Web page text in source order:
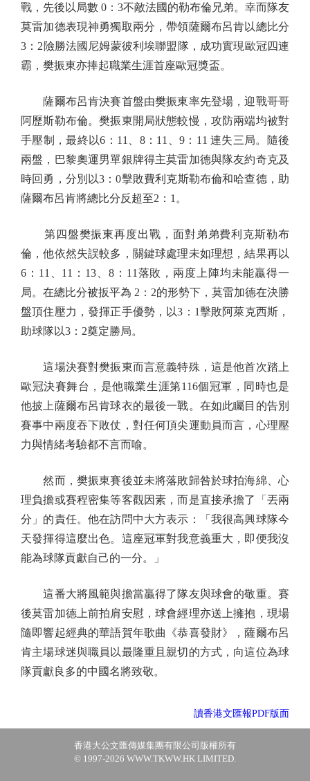
戰，先後以局數 0：3不敵法國的勒布倫兄弟。幸而隊友
莫雷加德表現神勇獨取兩分，帶領薩爾布呂肯以總比分
3：2險勝法國尼姆蒙彼利埃聯盟隊，成功實現歐冠四連
霸，樊振東亦捧起職業生涯首座歐冠獎盃。
薩爾布呂肯決賽首盤由樊振東率先登場，迎戰哥哥
阿歷斯勒布倫。樊振東開局狀態較慢，攻防兩端均被對
手壓制，最終以6：11、8：11、9：11 連失三局。隨後
兩盤，巴黎奧運男單銀牌得主莫雷加德與隊友約奇克及
時回勇，分別以3：0擊敗費利克斯勒布倫和哈查德，助
薩爾布呂肯將總比分反超至2：1。
第四盤樊振東再度出戰，面對弟弟費利克斯勒布
倫，他依然失誤較多，關鍵球處理未如理想，結果再以
6：11、11：13、8：11落敗，兩度上陣均未能贏得一
局。在總比分被扳平為 2：2的形勢下，莫雷加德在決勝
盤頂住壓力，發揮正手優勢，以3：1擊敗阿萊克西斯，
助球隊以3：2奠定勝局。
這場決賽對樊振東而言意義特殊，這是他首次踏上
歐冠決賽舞台，是他職業生涯第116個冠軍，同時也是
他披上薩爾布呂肯球衣的最後一戰。在如此矚目的告別
賽事中兩度吞下敗仗，對任何頂尖運動員而言，心理壓
力與情緒考驗都不言而喻。
然而，樊振東賽後並未將落敗歸咎於球拍海綿、心
理負擔或賽程密集等客觀因素，而是直接承擔了「丟兩
分」的責任。他在訪問中大方表示：「我很高興球隊今
天發揮得這麼出色。這座冠軍對我意義重大，即便我沒
能為球隊貢獻自己的一分。」
這番大將風範與擔當贏得了隊友與球會的敬重。賽
後莫雷加德上前拍肩安慰，球會經理亦送上擁抱，現場
隨即響起經典的華語賀年歌曲《恭喜發財》，薩爾布呂
肯主場球迷與職員以最隆重且親切的方式，向這位為球
隊貢獻良多的中國名將致敬。
讀香港文匯報PDF版面
香港大公文匯傳媒集團有限公司版權所有
© 1997-2026 WWW.TKWW.HK LIMITED.